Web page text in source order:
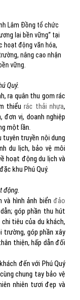
Lâm Đồng tổ chức
lai bền vững” tại
hoạt động văn hóa,
nâng cao nhận
vững.
Quý.
ra quân thu gom rác
thiểurác thải nhựa,
đơn vị, doanh nghiệp
một lần.
truyền nội dung
du lịch, bảo vệ môi
hoạt động du lịch và
khu Phú Quý.
động.
hình ảnh biển đảo
góp phần thu hút
tiêu của du khách,
góp phần xây
thiện, hấp dẫn đối
đến với Phú Quý
chung tay bảo vệ
nhiên tươi đẹp và